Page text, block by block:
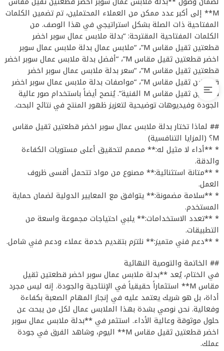
M** إلى أكبر عدد ممكن من العملاء المحتملين، تم تضمين الكلمات
المفتاحية ذات الصلة بشكل استراتيجي في هذا الوصف. من
الكلمات المفتاحية المقترحة: “بدلة ملابس عمال سوبر اخضر
قطعتين ثقيل مقاس M”، “ملابس عمال بدلة ملابس عمال سوبر
اخضر قطعتين ثقيل مقاس M”، “أفضل بدلة ملابس عمال سوبر اخضر
قطعتين ثقيل مقاس M”، “سعر بدلة ملابس عمال سوبر اخضر
قطعتين ثقيل مقاس M”، “مواصفات بدلة ملابس عمال سوبر اخضر
قطعتين ثقيل مقاس M الفنية”. يُنصح أيضاً باستخدام صور عالية
الجودة وفيديوهات توضيحية لتعزيز ظهور المنتج في نتائج البحث.
## لماذا تختار بدلة ملابس عمال سوبر اخضر قطعتين ثقيل مقاس
M؟ (المزايا التنافسية)
* **أداء لا مثيل له:** مصمم لتحقيق أعلى مستويات الكفاءة
والدقة.
* **متانة استثنائية:** مصنوع من مواد تتحمل أقسى ظروف
العمل.
* **سلامة مضمونة:** يتوافق مع المعايير الدولية لضمان حماية
المستخدم.
* **تعدد الاستخدامات:** يلبي احتياجات مجموعة واسعة من
التطبيقات.
* **دعم فني متميز:** نلتزم بتقديم خدمة عملاء ودعم فني شامل.
## الخاتمة والتوصية النهائية
في الختام، يُعد **بدلة ملابس عمال سوبر اخضر قطعتين ثقيل
مقاس M** استثماراً حقيقياً في الإنتاجية والجودة. إنه ليس مجرد
أداة، بل هو شريك يعتمد عليه في إنجاز المهام الصعبة بكفاءة
وفعالية. نحن نوصي بشدة بهذا الملابس عمال لكل من يبحث عن
حلول موثوقة وعالية الأداء. استثمر في **بدلة ملابس عمال سوبر
اخضر قطعتين ثقيل مقاس M** اليوم، وشاهد الفرق في جودة
عملك.